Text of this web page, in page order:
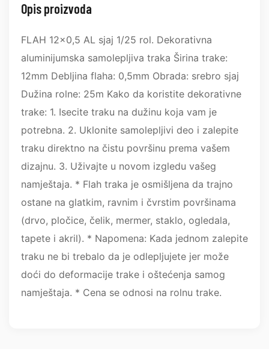
Opis proizvoda
FLAH 12x0,5 AL sjaj 1/25 rol. Dekorativna
aluminijumska samolepljiva traka Širina trake:
12mm Debljina flaha: 0,5mm Obrada: srebro sjaj
Dužina rolne: 25m Kako da koristite dekorativne
trake: 1. Isecite traku na dužinu koja vam je
potrebna. 2. Uklonite samolepljivi deo i zalepite
traku direktno na čistu površinu prema vašem
dizajnu. 3. Uživajte u novom izgledu vašeg
namještaja. * Flah traka je osmišljena da trajno
ostane na glatkim, ravnim i čvrstim površinama
(drvo, pločice, čelik, mermer, staklo, ogledala,
tapete i akril). * Napomena: Kada jednom zalepite
traku ne bi trebalo da je odlepljujete jer može
doći do deformacije trake i oštećenja samog
namještaja. * Cena se odnosi na rolnu trake.